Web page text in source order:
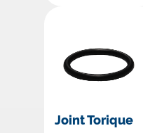
Joint Torique